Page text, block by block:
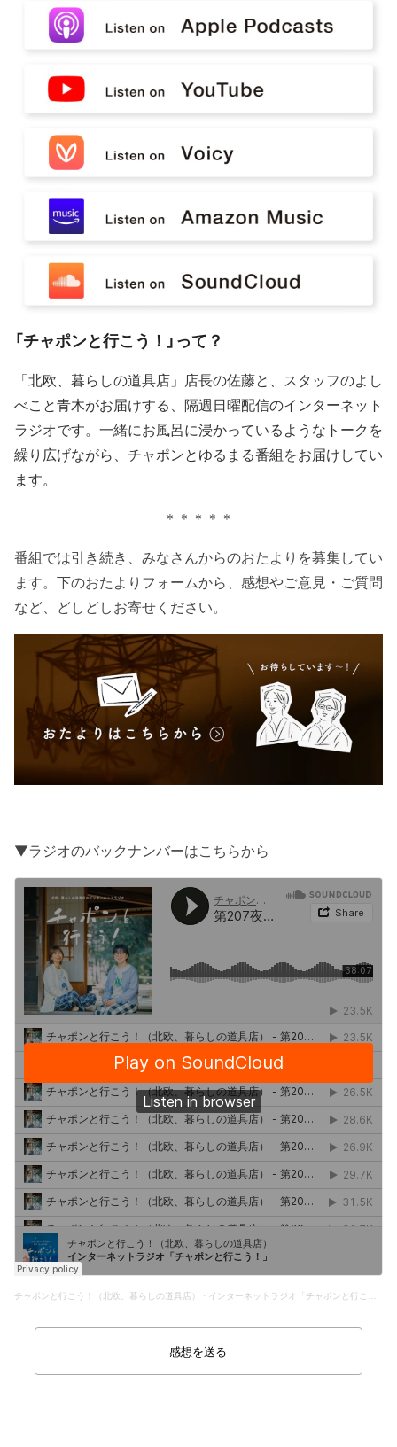
「チャポンと行こう！」って？
「北欧、暮らしの道具店」店長の佐藤と、スタッフのよし
べこと青木がお届けする、隔週日曜配信のインターネット
ラジオです。一緒にお風呂に浸かっているようなトークを
繰り広げながら、チャポンとゆるまる番組をお届けしてい
ます。
＊＊＊＊＊
番組では引き続き、みなさんからのおたよりを募集してい
ます。下のおたよりフォームから、感想やご意見・ご質問
など、どしどしお寄せください。
▼ラジオのバックナンバーはこちらから
チャポンと行こう！（北欧、暮らしの道具店） · インターネットラジオ「チャポンと行こう！」
感想を送る